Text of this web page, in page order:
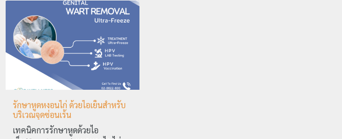
รักษาหูดหงอนไก่ ด้วยไอเย็นสำหรับ
บริเวณจุดซ่อนเร้น
เทคนิคการรักษาหูดด้วยไอ